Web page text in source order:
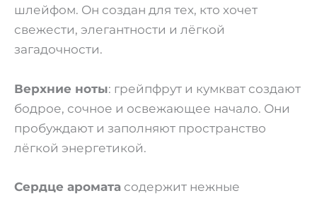
шлейфом. Он создан для тех, кто хочет
свежести, элегантности и лёгкой
загадочности.
Верхние ноты: грейпфрут и кумкват создают
бодрое, сочное и освежающее начало. Они
пробуждают и заполняют пространство
лёгкой энергетикой.
Сердце аромата содержит нежные